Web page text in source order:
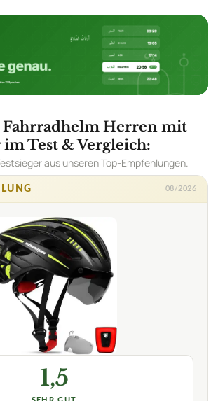
Fahrradhelm Herren mit
Test & Vergleich:
aus unseren Top-Empfehlungen.
08/2026
1,5